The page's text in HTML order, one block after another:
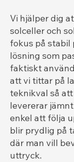
Vi hjälper dig
solceller och
fokus på stabil
lösning som
faktiskt
att vi tittar på
teknikval så
levererar
enkel att följa
blir prydlig på
där man vill
uttryck.